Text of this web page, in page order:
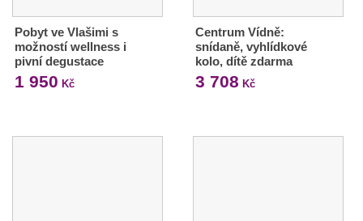
Pobyt ve Vlašimi s
možností wellness i
pivní degustace
1 950 Kč
Centrum Vídně:
snídaně, vyhlídkové
kolo, dítě zdarma
3 708 Kč